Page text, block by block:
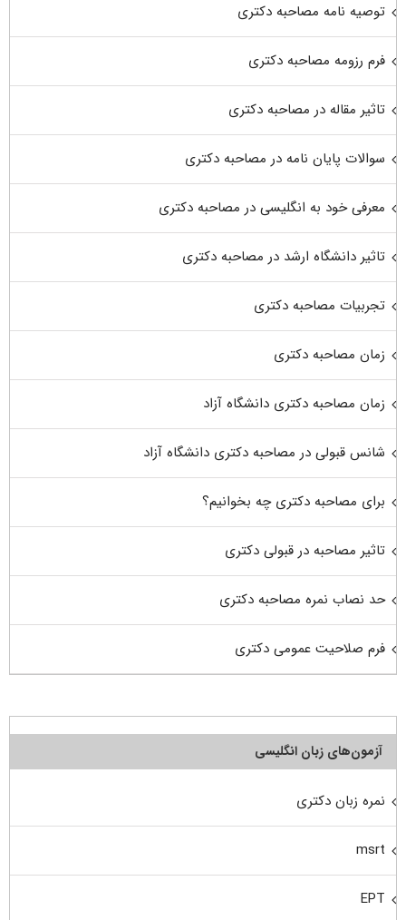
توصیه نامه مصاحبه دکتری
فرم رزومه مصاحبه دکتری
تاثیر مقاله در مصاحبه دکتری
سوالات پایان نامه در مصاحبه دکتری
معرفی خود به انگلیسی در مصاحبه دکتری
تاثیر دانشگاه ارشد در مصاحبه دکتری
تجربیات مصاحبه دکتری
زمان مصاحبه دکتری
زمان مصاحبه دکتری دانشگاه آزاد
شانس قبولی در مصاحبه دکتری دانشگاه آزاد
برای مصاحبه دکتری چه بخوانیم؟
تاثیر مصاحبه در قبولی دکتری
حد نصاب نمره مصاحبه دکتری
فرم صلاحیت عمومی دکتری
آزمون‌های زبان انگلیسی
نمره زبان دکتری
msrt
EPT